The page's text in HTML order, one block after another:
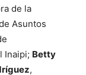
de la
Asuntos
Inaipi; Betty
,